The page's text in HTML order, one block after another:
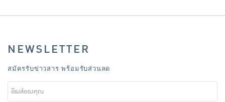
NEWSLETTER
สมัครรับข่าวสาร พร้อมรับส่วนลด